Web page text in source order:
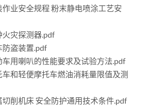
业安全规程 粉末静电喷涂工艺安
火灾探测器.pdf
防盗装置.pdf
用喇叭的性能要求及试验方法.pdf
和轻便摩托车燃油消耗量限值及测
削机床 安全防护通用技术条件.pdf